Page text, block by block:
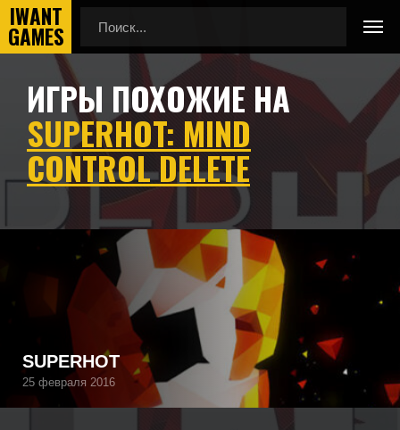
Главная
Игры похожие на SUPERHOT: Mind Control Delete
ИГРЫ ПОХОЖИЕ НА
SUPERHOT: MIND
CONTROL DELETE
Подборка игр, похожих на SUPERHOT: Mind Control Delete
по геймплею, камере, сеттингу, атмосфере и
напоминающие SUPERHOT: Mind Control Delete, а также
игры, которые могут вам понравиться.
SUPERHOT
25 февраля 2016